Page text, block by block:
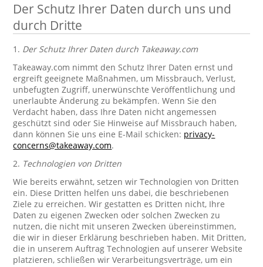
Der Schutz Ihrer Daten durch uns und
durch Dritte
1. Der Schutz Ihrer Daten durch Takeaway.com
Takeaway.com nimmt den Schutz Ihrer Daten ernst und
ergreift geeignete Maßnahmen, um Missbrauch, Verlust,
unbefugten Zugriff, unerwünschte Veröffentlichung und
unerlaubte Änderung zu bekämpfen. Wenn Sie den
Verdacht haben, dass Ihre Daten nicht angemessen
geschützt sind oder Sie Hinweise auf Missbrauch haben,
dann können Sie uns eine E-Mail schicken: privacy-
concerns@takeaway.com.
2. Technologien von Dritten
Wie bereits erwähnt, setzen wir Technologien von Dritten
ein. Diese Dritten helfen uns dabei, die beschriebenen
Ziele zu erreichen. Wir gestatten es Dritten nicht, Ihre
Daten zu eigenen Zwecken oder solchen Zwecken zu
nutzen, die nicht mit unseren Zwecken übereinstimmen,
die wir in dieser Erklärung beschrieben haben. Mit Dritten,
die in unserem Auftrag Technologien auf unserer Website
platzieren, schließen wir Verarbeitungsverträge, um ein